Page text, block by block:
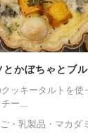
かぼちゃとブ
ッキータルトを使
ー...
・乳製品・マカダ